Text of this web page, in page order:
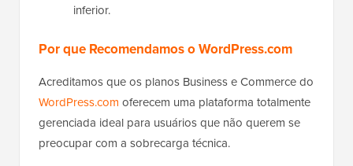
inferior.
Por que Recomendamos o WordPress.com
Acreditamos que os planos Business e Commerce do
WordPress.com oferecem uma plataforma totalmente
gerenciada ideal para usuários que não querem se
preocupar com a sobrecarga técnica.